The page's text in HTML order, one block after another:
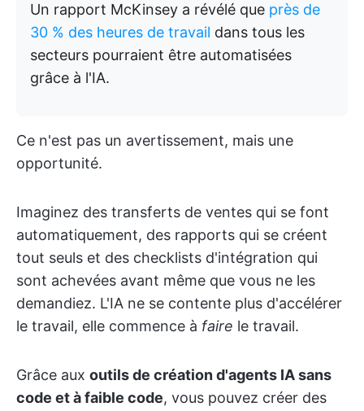
Un rapport McKinsey a révélé que près de
30 % des heures de travail dans tous les
secteurs pourraient être automatisées
grâce à l'IA.
Ce n'est pas un avertissement, mais une
opportunité.
Imaginez des transferts de ventes qui se font
automatiquement, des rapports qui se créent
tout seuls et des checklists d'intégration qui
sont achevées avant même que vous ne les
demandiez. L'IA ne se contente plus d'accélérer
le travail, elle commence à faire le travail.
Grâce aux outils de création d'agents IA sans
code et à faible code, vous pouvez créer des